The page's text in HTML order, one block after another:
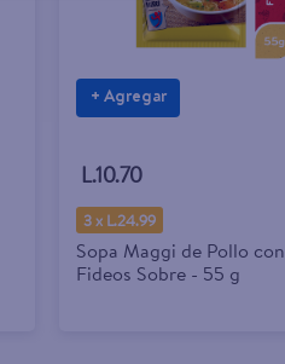
+ Agregar
L.10.70
3 x L.24.99
Sopa Maggi de Pollo con
Fideos Sobre - 55 g